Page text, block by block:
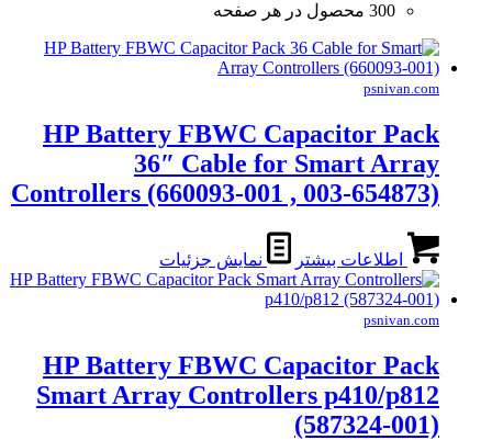
300 محصول در هر صفحه
psnivan.com
HP Battery FBWC Capacitor Pack
36″ Cable for Smart Array
Controllers (660093-001 , 003-654873)
اطلاعات بیشتر نمایش جزئیات
psnivan.com
HP Battery FBWC Capacitor Pack
Smart Array Controllers p410/p812
(587324-001)